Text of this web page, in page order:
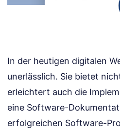
In der heutigen digitalen
unerlässlich. Sie bietet
erleichtert auch die
eine Software-
erfolgreichen Software-